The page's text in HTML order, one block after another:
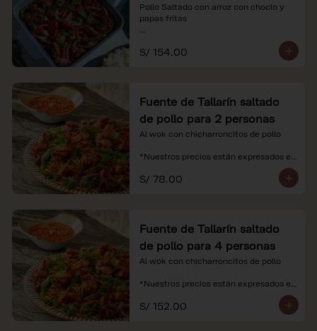
Pollo Saltado con arroz con choclo y
papas fritas
*Nuestros precios están expresados en
soles e incluyen impuestos de ley y
S/ 154.00
Fuente de Tallarín saltado
de pollo para 2 personas
Al wok con chicharroncitos de pollo
*Nuestros precios están expresados en
recargo al consumo.
S/ 78.00
Fuente de Tallarín saltado
de pollo para 4 personas
Al wok con chicharroncitos de pollo
*Nuestros precios están expresados en
recargo al consumo.
S/ 152.00